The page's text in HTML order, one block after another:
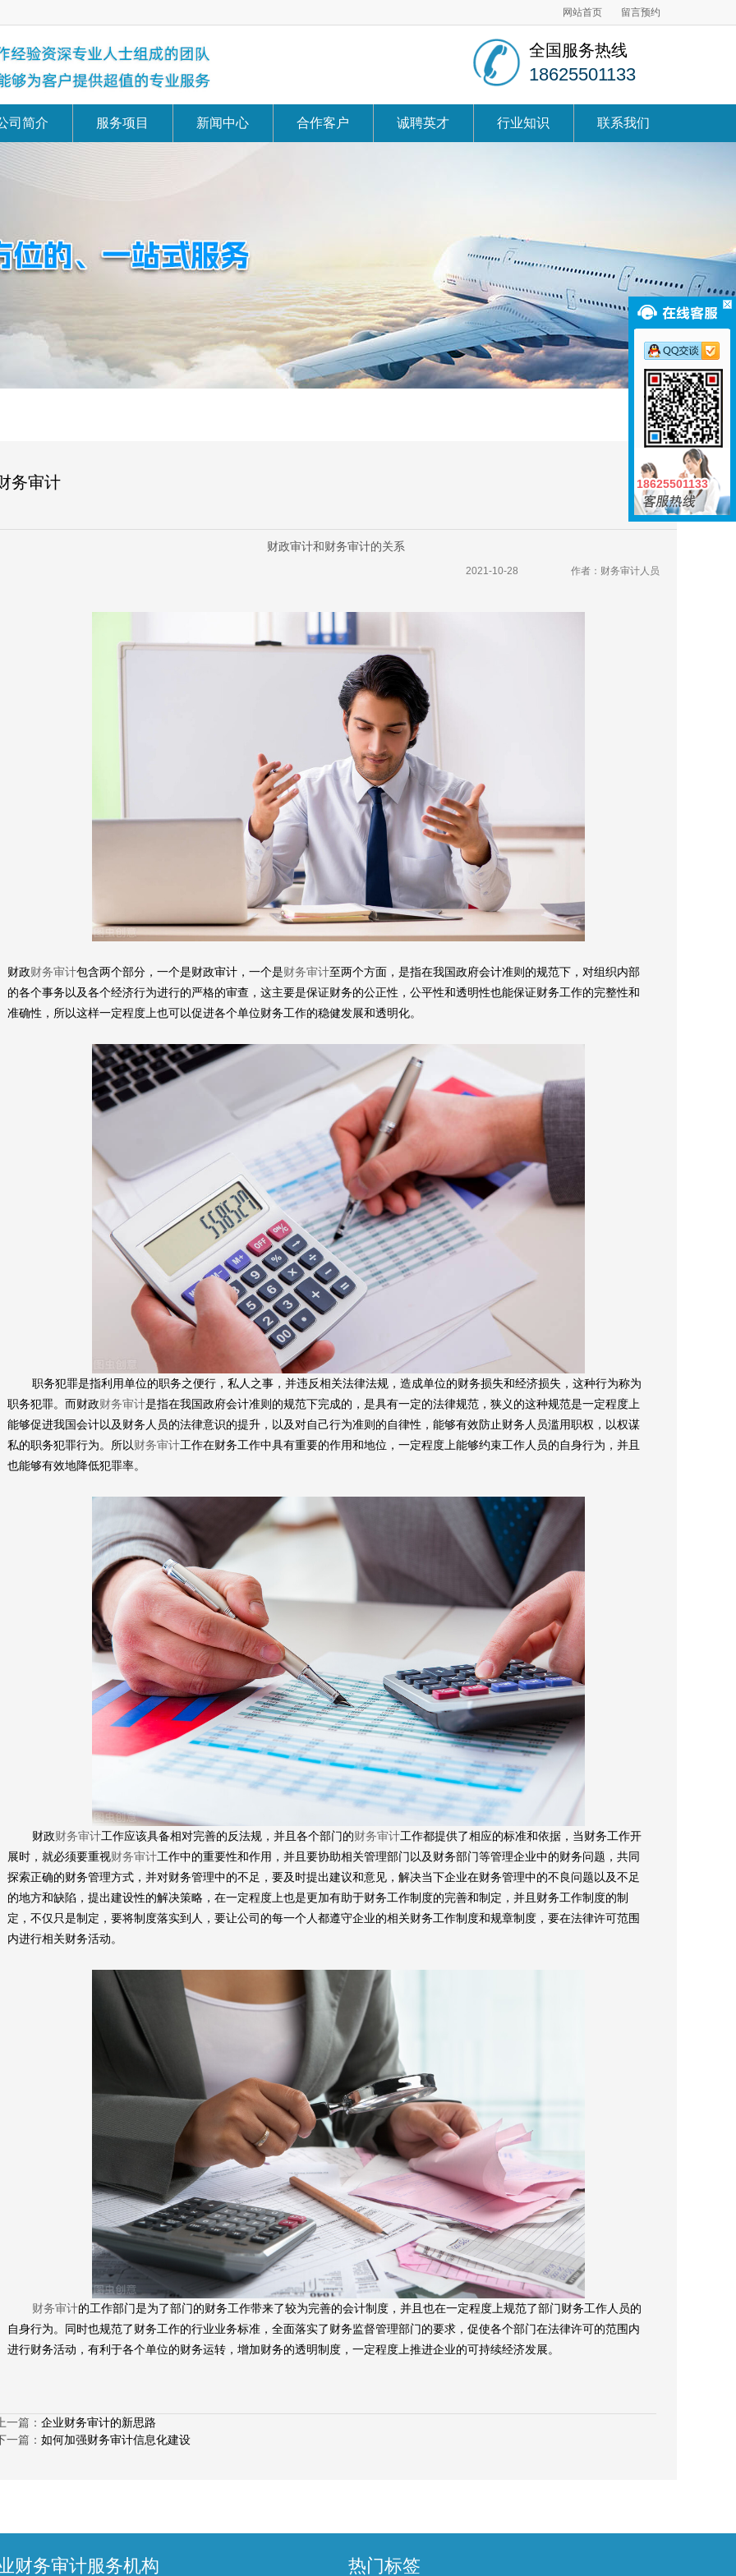
网站首页 留言预约
全国服务热线
18625501133
司简介 服务项目 新闻中心 合作客户 诚聘英才 行业知识 联系我们
务审计
财政审计和财务审计的关系
作者：财务审计人员
2021-10-28
财政财务审计包含两个部分，一个是财政审计，一个是财务审计至两个方面，是指在我国政府会计准则的规范下，对组织内部
的各个事务以及各个经济行为进行的严格的审查，这主要是保证财务的公正性，公平性和透明性也能保证财务工作的完整性和
准确性，所以这样一定程度上也可以促进各个单位财务工作的稳健发展和透明化。
职务犯罪是指利用单位的职务之便行，私人之事，并违反相关法律法规，造成单位的财务损失和经济损失，这种行为称为
职务犯罪。而财政财务审计是指在我国政府会计准则的规范下完成的，是具有一定的法律规范，狭义的这种规范是一定程度上
能够促进我国会计以及财务人员的法律意识的提升，以及对自己行为准则的自律性，能够有效防止财务人员滥用职权，以权谋
私的职务犯罪行为。所以财务审计工作在财务工作中具有重要的作用和地位，一定程度上能够约束工作人员的自身行为，并且
也能够有效地降低犯罪率。
财政财务审计工作应该具备相对完善的反法规，并且各个部门的财务审计工作都提供了相应的标准和依据，当财务工作开
展时，就必须要重视财务审计工作中的重要性和作用，并且要协助相关管理部门以及财务部门等管理企业中的财务问题，共同
探索正确的财务管理方式，并对财务管理中的不足，要及时提出建议和意见，解决当下企业在财务管理中的不良问题以及不足
的地方和缺陷，提出建设性的解决策略，在一定程度上也是更加有助于财务工作制度的完善和制定，并且财务工作制度的制
定，不仅只是制定，要将制度落实到人，要让公司的每一个人都遵守企业的相关财务工作制度和规章制度，要在法律许可范围
内进行相关财务活动。
财务审计的工作部门是为了部门的财务工作带来了较为完善的会计制度，并且也在一定程度上规范了部门财务工作人员的
自身行为。同时也规范了财务工作的行业业务标准，全面落实了财务监督管理部门的要求，促使各个部门在法律许可的范围内
进行财务活动，有利于各个单位的财务运转，增加财务的透明制度，一定程度上推进企业的可持续经济发展。
一篇： 企业财务审计的新思路
一篇： 如何加强财务审计信息化建设
财务审计服务机构 热门标签
18625501133
18625501133